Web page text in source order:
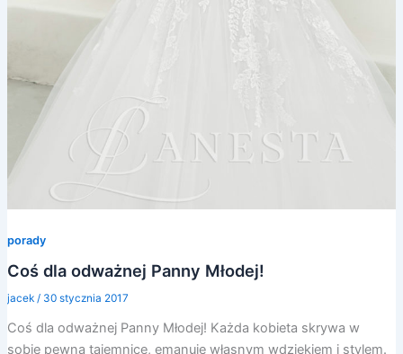
porady
Coś dla odważnej Panny Młodej!
jacek / 30 stycznia 2017
Coś dla odważnej Panny Młodej! Każda kobieta skrywa w
sobie pewną tajemnicę, emanuje własnym wdziękiem i stylem.